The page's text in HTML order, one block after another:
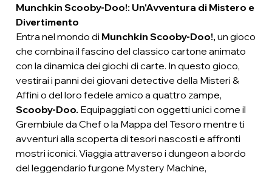
Munchkin Scooby-Doo!: Un'Avventura di Mistero e
Divertimento
Entra nel mondo di Munchkin Scooby-Doo!, un gioco
che combina il fascino del classico cartone animato
con la dinamica dei giochi di carte. In questo gioco,
vestirai i panni dei giovani detective della Misteri &
Affini o del loro fedele amico a quattro zampe,
Scooby-Doo. Equipaggiati con oggetti unici come il
Grembiule da Chef o la Mappa del Tesoro mentre ti
avventuri alla scoperta di tesori nascosti e affronti
mostri iconici. Viaggia attraverso i dungeon a bordo
del leggendario furgone Mystery Machine,